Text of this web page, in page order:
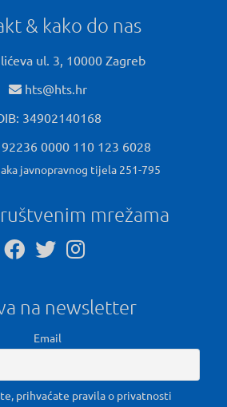
& kako do nas
ul. 3, 10000 Zagreb
hts@hts.hr
34902140168
92236 0000 110 123 6028
javnopravnog tijela 251-795
mrežama
na newsletter
Email
prihvaćate pravila o privatnosti